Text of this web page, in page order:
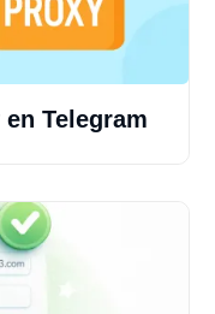
Telegram